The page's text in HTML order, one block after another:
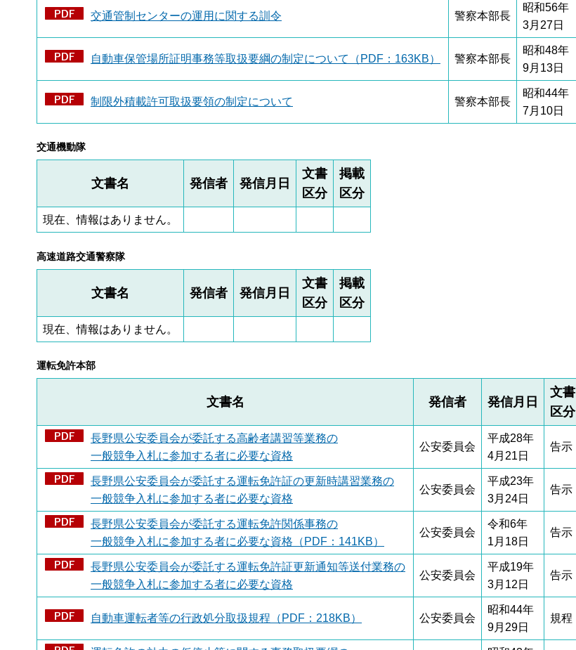
交通管制センターの運用に関する訓令 警察本部長
昭和56年
3月27日
自動車保管場所証明事務等取扱要綱の制定について（PDF：163KB） 警察本部長
昭和48年
9月13日
制限外積載許可取扱要領の制定について 警察本部長
昭和44年
7月10日
交通機動隊
文書名 発信者 発信月日
文書
区分
掲載
区分
現在、情報はありません。
高速道路交通警察隊
文書名 発信者 発信月日
文書
区分
掲載
区分
現在、情報はありません。
運転免許本部
文書名 発信者 発信月日
文書
区分
長野県公安委員会が委託する高齢者講習等業務の
一般競争入札に参加する者に必要な資格
公安委員会
平成28年
4月21日
告示
長野県公安委員会が委託する運転免許証の更新時講習業務の
一般競争入札に参加する者に必要な資格
公安委員会
平成23年
3月24日
告示
長野県公安委員会が委託する運転免許関係事務の
一般競争入札に参加する者に必要な資格（PDF：141KB）
公安委員会
令和6年
1月18日
告示
長野県公安委員会が委託する運転免許証更新通知等送付業務の
一般競争入札に参加する者に必要な資格
公安委員会
平成19年
3月12日
告示
自動車運転者等の行政処分取扱規程（PDF：218KB） 公安委員会
昭和44年
9月29日
規程